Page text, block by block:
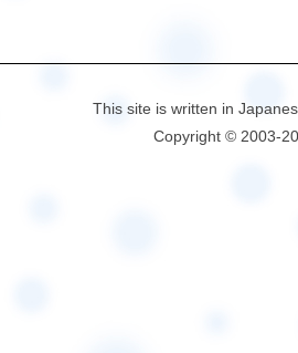
This site is written in
Copyright © 2003-